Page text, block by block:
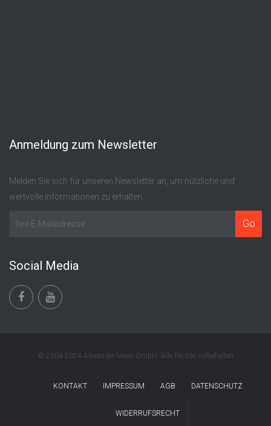
Anmeldung zum Newsletter
Melden Sie sich für unseren Newsletter an, um nützliche und
wertvolle Informationen zu erhalten.
Social Media
© 2004-2024 Alexander Maier GmbH. Alle Rechte vorbehalten
KONTAKT IMPRESSUM AGB DATENSCHUTZ
WIDERRUFSRECHT